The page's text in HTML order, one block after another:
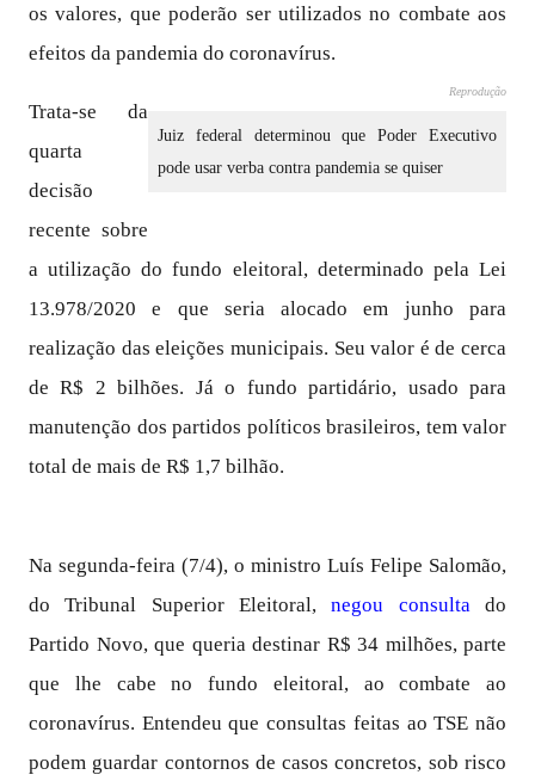
os valores, que poderão ser utilizados no combate aos
efeitos da pandemia do coronavírus.
Juiz federal determinou que Poder Executivo
pode usar verba contra pandemia se quiser
Reprodução
Trata-se da
quarta
decisão
recente sobre
a utilização do fundo eleitoral, determinado pela Lei
13.978/2020 e que seria alocado em junho para
realização das eleições municipais. Seu valor é de cerca
de R$ 2 bilhões. Já o fundo partidário, usado para
manutenção dos partidos políticos brasileiros, tem valor
total de mais de R$ 1,7 bilhão.
Na segunda-feira (7/4), o ministro Luís Felipe Salomão,
do Tribunal Superior Eleitoral,negou consultado
Partido Novo, que queria destinar R$ 34 milhões, parte
que lhe cabe no fundo eleitoral, ao combate ao
coronavírus. Entendeu que consultas feitas ao TSE não
podem guardar contornos de casos concretos, sob risco